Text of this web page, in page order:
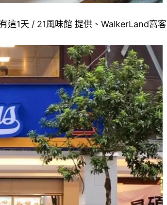
這1天 / 21風味館 提供、WalkerLand窩客